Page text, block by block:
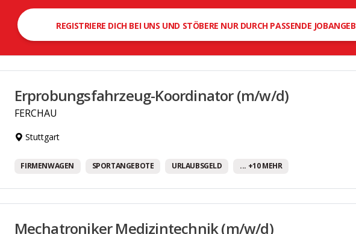
Offene Feedbackkultur
Office Dogs erlaubt
Regelmäßige Teamevents
Sehr gute Fort- und
Vereinbarkeit von Familie und Beruf
Weihnachtsgeld
REGISTRIERE DICH BEI UNS UND STÖBERE NUR DURCH PASSENDE
Erprobungsfahrzeug-Koordinator (m/w/d)
FERCHAU
Stuttgart
FIRMENWAGEN SPORTANGEBOTE URLAUBSGELD ... +10 MEHR
Mechatroniker Medizintechnik (m/w/d)